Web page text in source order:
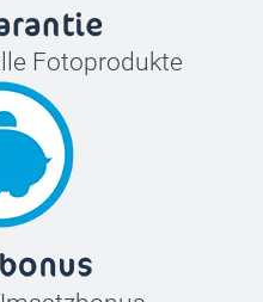
Fotoprodukte